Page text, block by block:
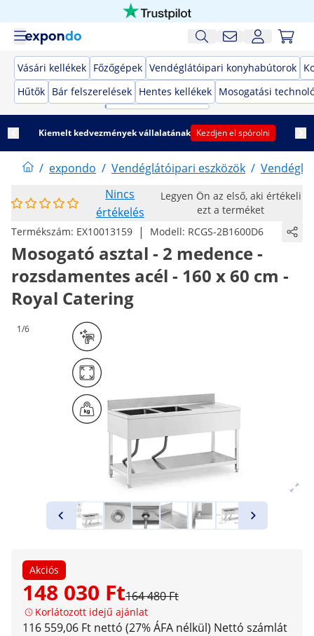
Vásári kellékek Főzőgépek Vendéglátóipari konyhabútorok
Hűtők Bár felszerelések Hentes kellékek Mosogatási
Kiemelt kedvezmények vállalatának Kezdjen el spórolni
/ expondo / Vendéglátóipari eszközök /
Nincs
értékelés
Legyen Ön az első, aki értékeli
ezt a terméket
Termékszám: EX10013159 | Modell: RCGS-2B1600D6
Mosogató asztal - 2 medence -
rozsdamentes acél - 160 x 60 cm -
Royal Catering
1/6
Akciós
148 030 Ft164 480 Ft
Korlátozott idejű ajánlat
116 559,06 Ft nettó (27% ÁFA nélkül) Nettó számlát